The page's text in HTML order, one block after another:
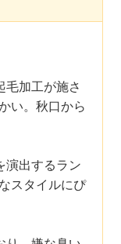
毛加工が施さ
い。秋口から
演出するラン
スタイルにぴ